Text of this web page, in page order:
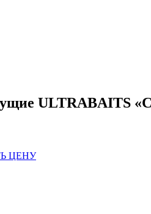
ULTRABAITS
ЦЕНУ